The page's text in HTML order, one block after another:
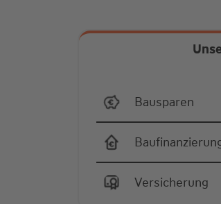
Bausparen
Versicherung